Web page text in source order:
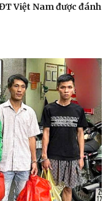
Việt Nam được đánh